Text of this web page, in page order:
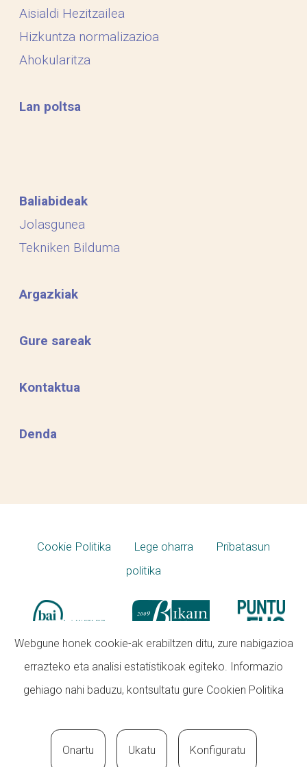
Aisialdi Hezitzailea
Hizkuntza normalizazioa
Ahokularitza
Lan poltsa
Baliabideak
Jolasgunea
Tekniken Bilduma
Argazkiak
Gure sareak
Kontaktua
Denda
Cookie Politika Lege oharra
Pribatasun
politika
Webgune honek cookie-ak erabiltzen ditu, zure nabigazioa
errazteko eta analisi estatistikoak egiteko. Informazio
gehiago nahi baduzu, kontsultatu gure Cookien Politika
Onartu Ukatu Konfiguratu